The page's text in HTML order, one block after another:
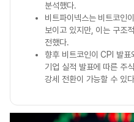
분석했다.
비트파이넥스는 비트코인
보이고 있지만, 이는 구조
전했다.
향후 비트코인이 CPI 발표
기업 실적 발표에 따른 주
강세 전환이 가능할 수 있